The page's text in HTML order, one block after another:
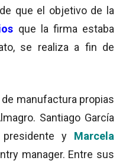
que el objetivo de la
que la firma estaba
se realiza a fin de
de manufactura propias
Santiago García
y Marcela
manager. Entre sus